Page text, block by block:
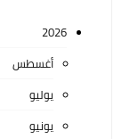
2026
أغسطس
يوليو
يونيو